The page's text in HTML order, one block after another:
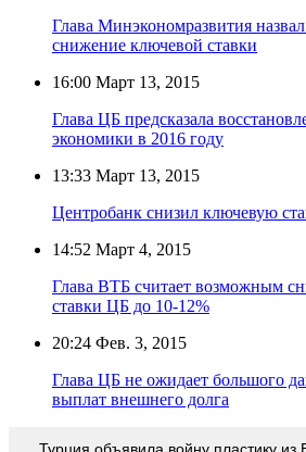
Глава Минэкономразвития
снижение ключевой ставки
16:00 Март 13, 2015
Глава ЦБ предсказала
экономики в 2016 году
13:33 Март 13, 2015
Центробанк снизил ключевую
14:52 Март 4, 2015
Глава ВТБ считает возможным
ставки ЦБ до 10-12%
20:24 Фев. 3, 2015
Глава ЦБ не ожидает большого
выплат внешнего долга